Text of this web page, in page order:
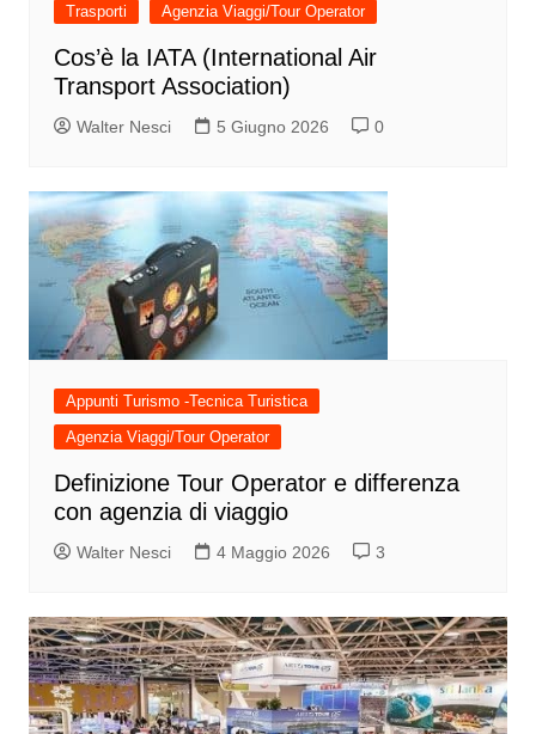
Trasporti Agenzia Viaggi/Tour Operator
Cos’è la IATA (International Air
Transport Association)
Walter Nesci 5 Giugno 2026 0
Appunti Turismo -Tecnica Turistica
Agenzia Viaggi/Tour Operator
Definizione Tour Operator e differenza
con agenzia di viaggio
Walter Nesci 4 Maggio 2026 3